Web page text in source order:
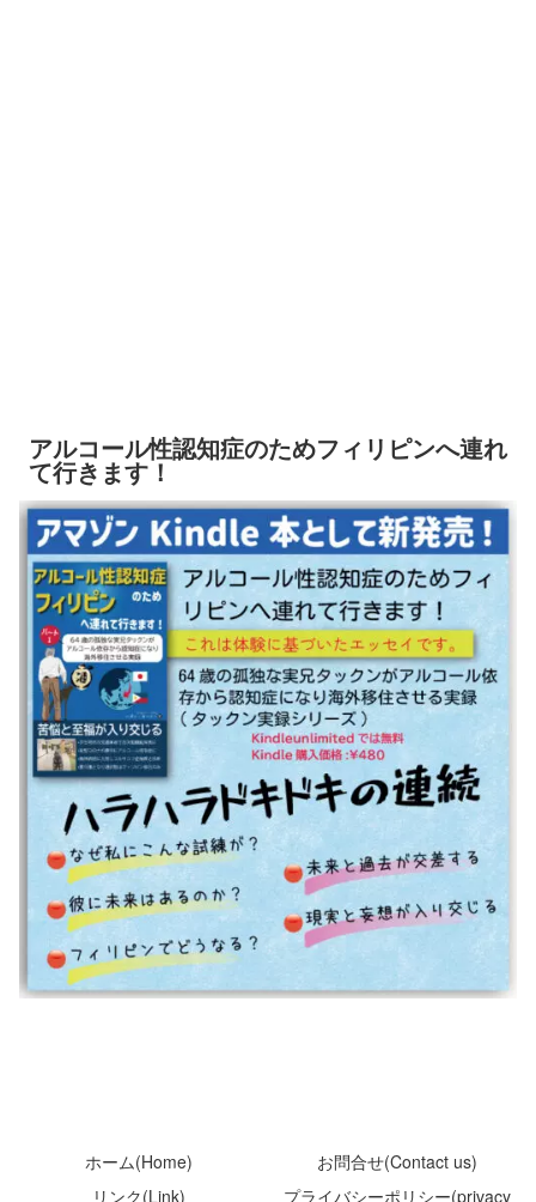
アルコール性認知症のためフィリピンへ連れ
て行きます！
ホーム(Home)
お問合せ(Contact us)
リンク(Link)
プライバシーポリシー(privacy